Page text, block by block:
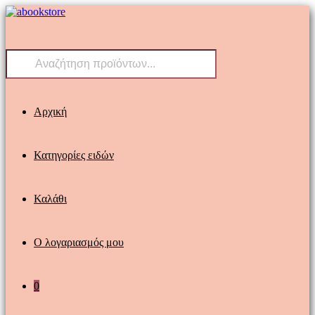
Skip
Products
Αρχική
Κατηγορίες ειδών
Καλάθι
Ο λογαριασμός μου
0